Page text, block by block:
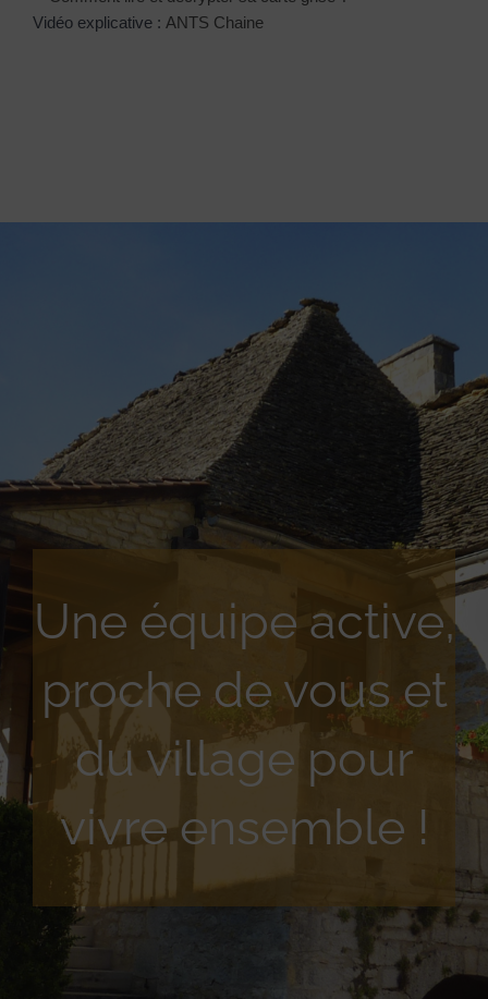
Vidéo explicative : ANTS Chaine
Une équipe active,
proche de vous et
du village pour
vivre ensemble !